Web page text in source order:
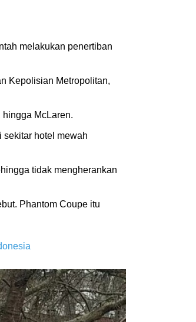
melakukan penertiban
Kepolisian Metropolitan,
McLaren.
sekitar hotel mewah
tidak mengherankan
Phantom Coupe itu